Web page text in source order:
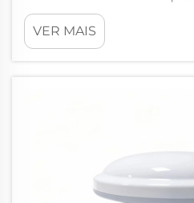
marítimas, topografia,
veículos autônomos liderando
VER MAIS